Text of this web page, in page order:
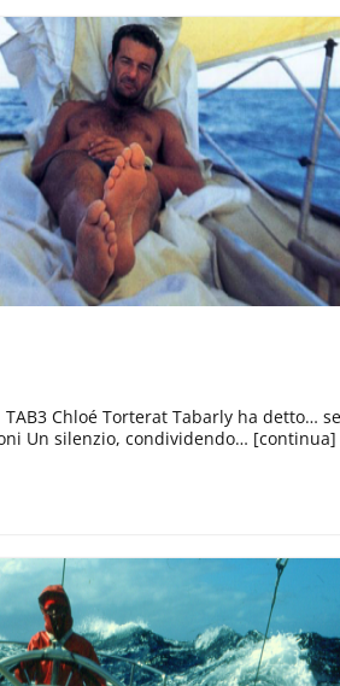
Chloé Torterat Tabarly ha detto…
Un silenzio, condividendo… [continua]